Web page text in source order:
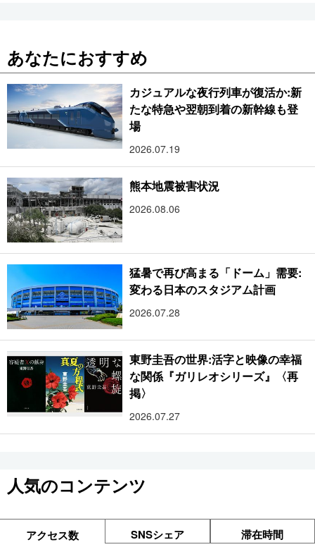
あなたにおすすめ
カジュアルな夜行列車が復活か:新
たな特急や翌朝到着の新幹線も登
場
2026.07.19
熊本地震被害状況
2026.08.06
猛暑で再び高まる「ドーム」需要:
変わる日本のスタジアム計画
2026.07.28
東野圭吾の世界:活字と映像の幸福
な関係『ガリレオシリーズ』〈再
掲〉
2026.07.27
人気のコンテンツ
アクセス数 SNSシェア 滞在時間